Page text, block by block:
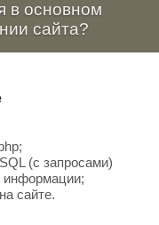
в основном
сайта?
(с запросами)
информации;
сайте.